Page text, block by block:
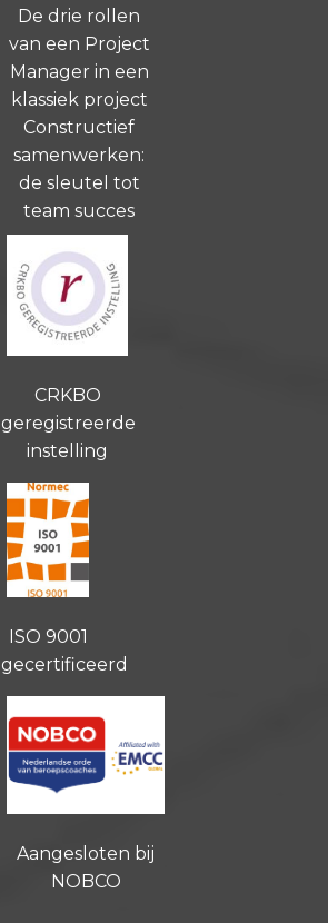
De drie rollen
van een Project
Manager in een
klassiek project
Constructief
samenwerken:
de sleutel tot
team succes
CRKBO
geregistreerde
instelling
ISO 9001
gecertificeerd
Aangesloten bij
NOBCO